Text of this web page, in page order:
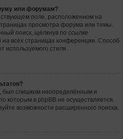
или форумам?
поле, расположенном на
просмотра форума или темы.
поиск, щёлкнув по ссылке
всех страницах конференции. Способ
используемого стиля.
был слишком неопределённым и
которым в phpBB не осуществляется.
возможности расширенного поиска.